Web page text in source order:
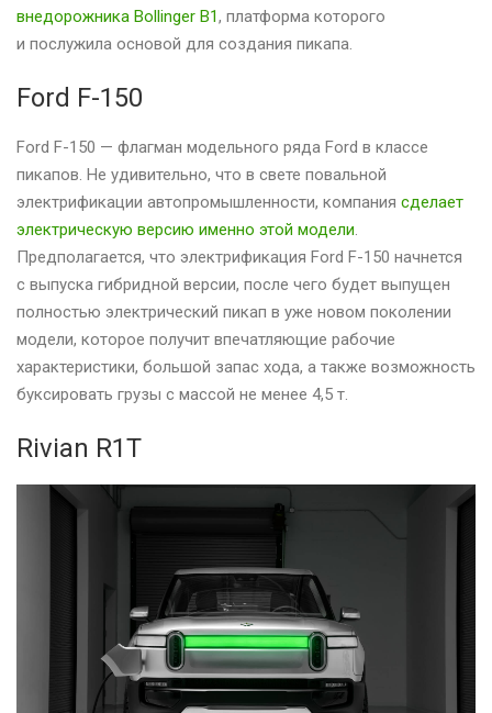
внедорожника Bollinger B1, платформа которого
и послужила основой для создания пикапа.
Ford F-150
Ford F-150 — флагман модельного ряда Ford в классе
пикапов. Не удивительно, что в свете повальной
электрификации автопромышленности, компания сделает
электрическую версию именно этой модели.
Предполагается, что электрификация Ford F-150 начнется
с выпуска гибридной версии, после чего будет выпущен
полностью электрический пикап в уже новом поколении
модели, которое получит впечатляющие рабочие
характеристики, большой запас хода, а также возможность
буксировать грузы с массой не менее 4,5 т.
Rivian R1T